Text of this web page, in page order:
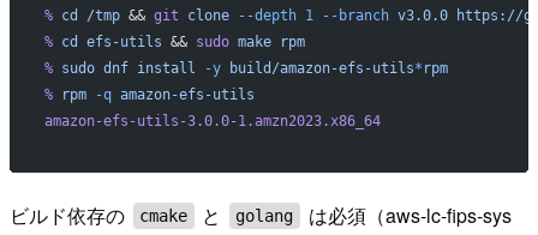
% cd /tmp && git clone --depth 1 --branch v3.0.0 https://
% cd efs-utils && sudo make rpm
% sudo dnf install -y build/amazon-efs-utils* rpm
% rpm -q amazon-efs-utils
amazon-efs-utils-3.0.0-1.amzn2023.x86_64
ビルド依存の cmake と golang は必須（aws-lc-fips-sys